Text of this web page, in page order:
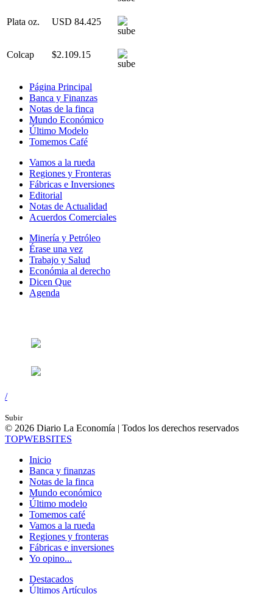
Plata oz. USD 84.425
Colcap $2.109.15
Página Principal
Banca y Finanzas
Notas de la finca
Mundo Económico
Último Modelo
Tomemos Café
Vamos a la rueda
Regiones y Fronteras
Fábricas e Inversiones
Editorial
Notas de Actualidad
Acuerdos Comerciales
Minería y Petróleo
Érase una vez
Trabajo y Salud
Económia al derecho
Dicen Que
Agenda
/
Subir
© 2026 Diario La Economía | Todos los derechos reservados
TOPWEBSITES
Inicio
Banca y finanzas
Notas de la finca
Mundo económico
Último modelo
Tomemos café
Vamos a la rueda
Regiones y fronteras
Fábricas e inversiones
Yo opino...
Destacados
Últimos Artículos